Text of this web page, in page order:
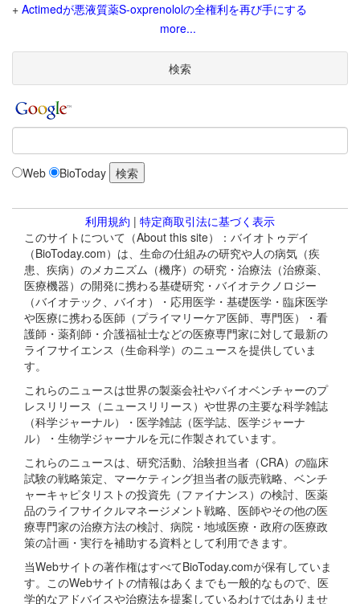
+ Actimedが悪液質薬S-oxprenololの全権利を再び手にする
more...
検索
Web BioToday
利用規約 | 特定商取引法に基づく表示
このサイトについて（About this site）：バイオトゥデイ
（BioToday.com）は、生命の仕組みの研究や人の病気（疾
患、疾病）のメカニズム（機序）の研究・治療法（治療薬、
医療機器）の開発に携わる基礎研究・バイオテクノロジー
（バイオテック、バイオ）・応用医学・基礎医学・臨床医学
や医療に携わる医師（プライマリーケア医師、専門医）・看
護師・薬剤師・介護福祉士などの医療専門家に対して最新の
ライフサイエンス（生命科学）のニュースを提供していま
す。
これらのニュースは世界の製薬会社やバイオベンチャーのプ
レスリリース（ニュースリリース）や世界の主要な科学雑誌
（科学ジャーナル）・医学雑誌（医学誌、医学ジャーナ
ル）・生物学ジャーナルを元に作製されています。
これらのニュースは、研究活動、治験担当者（CRA）の臨床
試験の戦略策定、マーケティング担当者の販売戦略、ベンチ
ャーキャピタリストの投資先（ファイナンス）の検討、医薬
品のライフサイクルマネージメント戦略、医師やその他の医
療専門家の治療方法の検討、病院・地域医療・政府の医療政
策の計画・実行を補助する資料として利用できます。
当Webサイトの著作権はすべてBioToday.comが保有していま
す。このWebサイトの情報はあくまでも一般的なもので、医
学的なアドバイスや治療法を提案しているわけではありませ